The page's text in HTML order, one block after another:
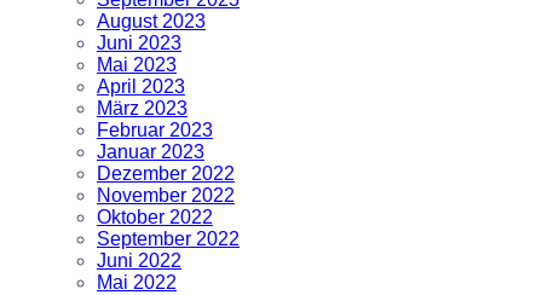
August 2023
Juni 2023
Mai 2023
April 2023
März 2023
Februar 2023
Januar 2023
Dezember 2022
November 2022
Oktober 2022
September 2022
Juni 2022
Mai 2022